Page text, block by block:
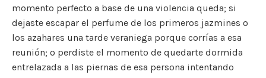
momento perfecto a base de una violencia queda; si
dejaste escapar el perfume de los primeros jazmines o
los azahares una tarde veraniega porque corrías a esa
reunión; o perdiste el momento de quedarte dormida
entrelazada a las piernas de esa persona intentando